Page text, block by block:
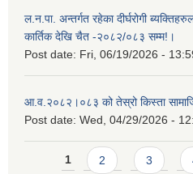
ल.न.पा. अन्तर्गत रहेका दीर्घरोगी
कार्तिक देखि चैत -२०८२/०८३ सम्म!।
Post date: Fri, 06/19/2026 -
आ.व.२०८२।०८३ को तेस्रो किस्ता
Post date: Wed, 04/29/2026 -
Pages
1 2 3